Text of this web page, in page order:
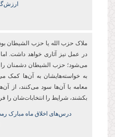
ملاک حزب‌ الله یا حزب الشیطان
در عمل نیز آثاری خواهد داشت.
می‌شود؛ حزب الشیطان دشمنان را
به خواسته‌هایشان به آن‌ها کمک
معامه با آن‌ها سود می‌کنند، از
بکشند، شرایط را انتخابات‌شان را